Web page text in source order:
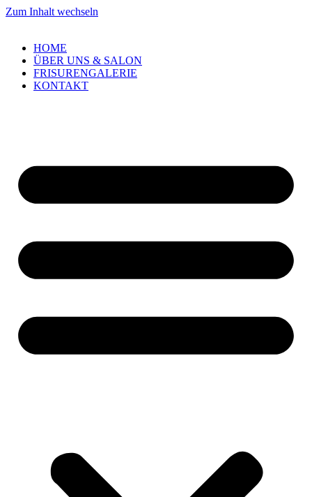
Zum Inhalt wechseln
HOME
ÜBER UNS & SALON
FRISURENGALERIE
KONTAKT